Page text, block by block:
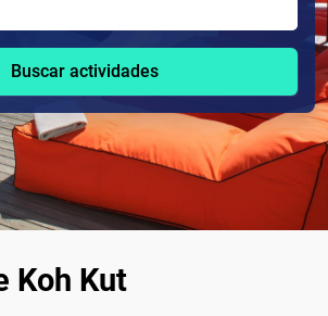
Buscar actividades
Koh Kut